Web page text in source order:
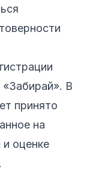
В
принято
на
и оценке